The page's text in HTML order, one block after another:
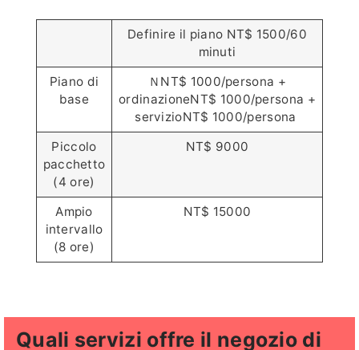
Definire il piano NT$ 1500/60
minuti
Piano di
base
ＮNT$ 1000/persona +
ordinazioneNT$ 1000/persona +
servizioNT$ 1000/persona
Piccolo
pacchetto
(4 ore)
NT$ 9000
Ampio
intervallo
(8 ore)
NT$ 15000
Quali servizi offre il negozio di